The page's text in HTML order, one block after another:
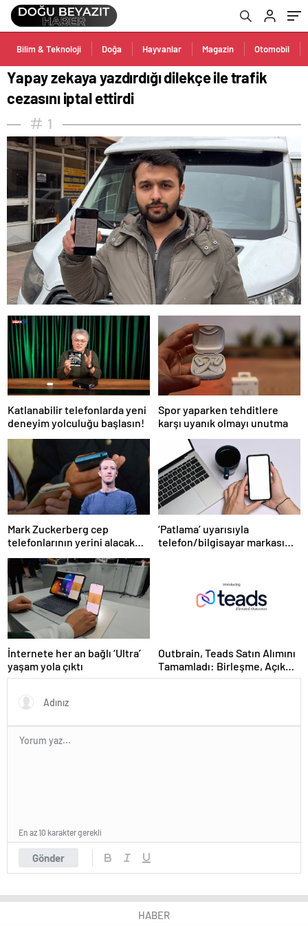
Bilim & Teknoloji Doğa Hayvanlar Magazin Otomobil
Yapay zekaya yazdırdığı dilekçe ile trafik
cezasını iptal ettirdi
1
Katlanabilir telefonlarda yeni
deneyim yolculuğu başlasın!
Spor yaparken tehditlere
karşı uyanık olmayı unutma
Mark Zuckerberg cep
telefonlarının yerini alacak
cihazı duyurdu: Elinizde
değil, cebinizde olacak
‘Patlama’ uyarısıyla
telefon/bilgisayar markası
İnternete her an bağlı ‘Ultra’
yaşam yola çıktı
Outbrain, Teads Satın Alımını
Tamamladı: Birleşme, Açık
İnternet için Tüm Kanallarda
Gönder
En az 10 karakter gerekli
HABER